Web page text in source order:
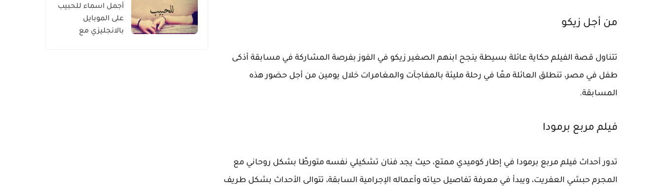
من أجل زيكو
تتناول قصة الفيلم حكاية عائلة بسيطة ينجح ابنهم الصغير زيكو في الفوز بفرصة المشاركة في مسابقة أذكى
طفل في مصر، تنطلق العائلة معًا في رحلة مليئة بالمفاجآت والمغامرات خلال يومين من أجل حضور هذه
المسابقة.
فيلم مربع برمودا
تدور أحداث فيلم مربع برمودا في إطار كوميدي ممتع، حيث يجد فنان تشكيلي نفسه متورطًا بشكل روحاني مع
المجرم حبشي العفريت، ويبدأ في معرفة تفاصيل حياته وأعماله الإجرامية السابقة، تتوالى الأحداث بشكل طريف
أجمل اسماء للحبيب
على الموبايل
بالانجليزي مع